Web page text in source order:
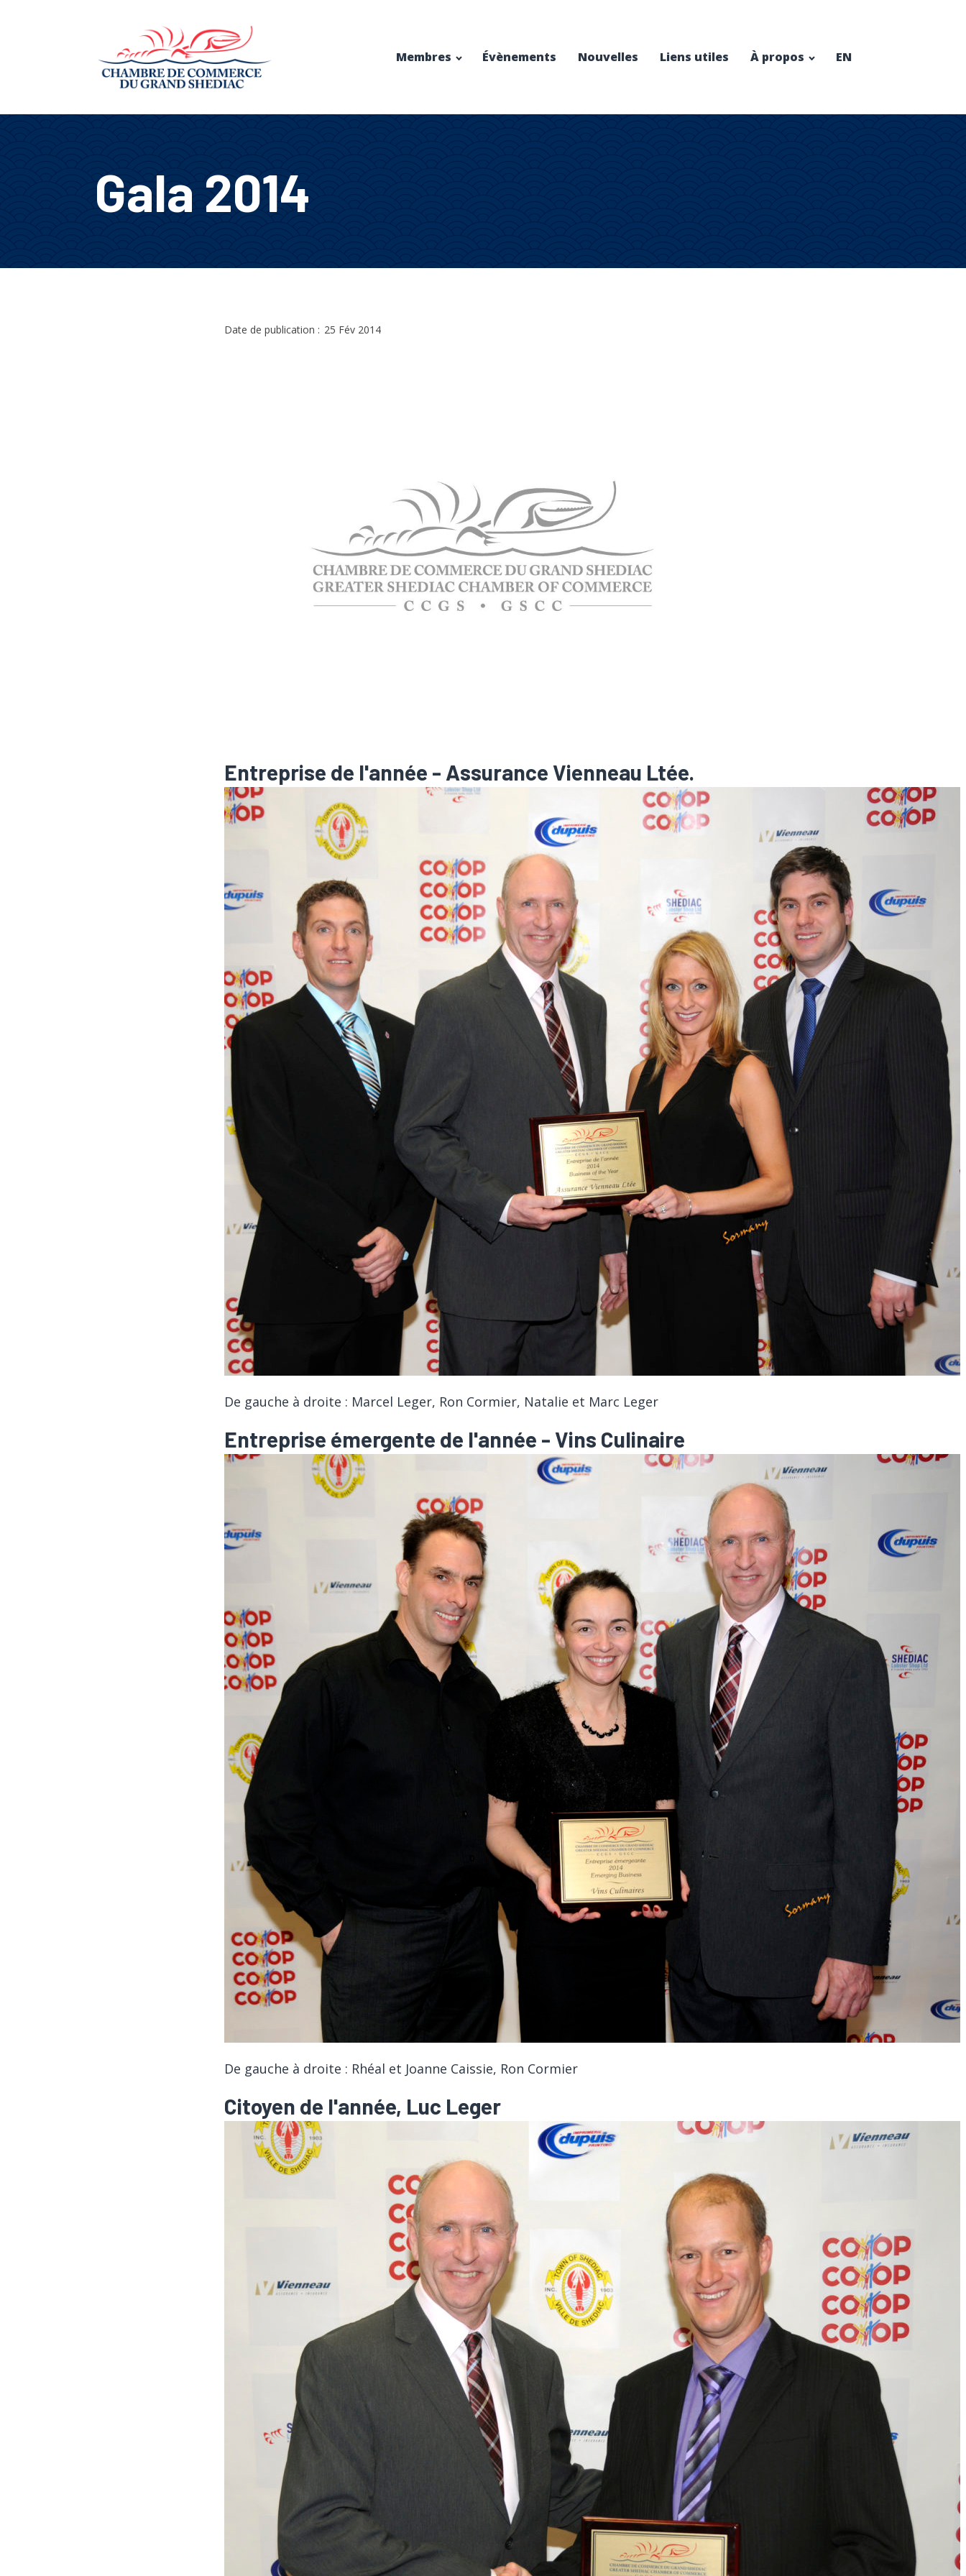
Membres Évènements Nouvelles Liens utiles À propos EN
Gala 2014
Date de publication : 25 Fév 2014
Entreprise de l'année - Assurance Vienneau Ltée.
De gauche à droite : Marcel Leger, Ron Cormier, Natalie et Marc Leger
Entreprise émergente de l'année - Vins Culinaire
De gauche à droite : Rhéal et Joanne Caissie, Ron Cormier
Citoyen de l'année, Luc Leger